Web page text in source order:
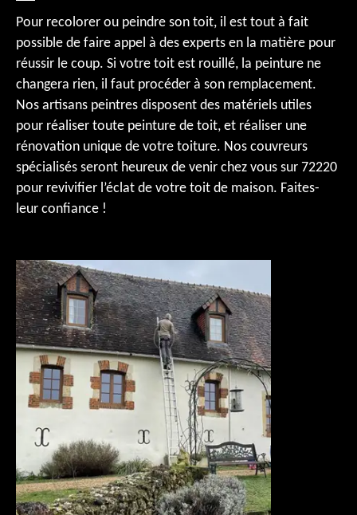
Pour recolorer ou peindre son toit, il est tout à fait
possible de faire appel à des experts en la matière pour
réussir le coup. Si votre toit est rouillé, la peinture ne
changera rien, il faut procéder à son remplacement.
Nos artisans peintres disposent des matériels utiles
pour réaliser toute peinture de toit, et réaliser une
rénovation unique de votre toiture. Nos couvreurs
spécialisés seront heureux de venir chez vous sur 72220
pour revivifier l’éclat de votre toit de maison. Faites-
leur confiance !